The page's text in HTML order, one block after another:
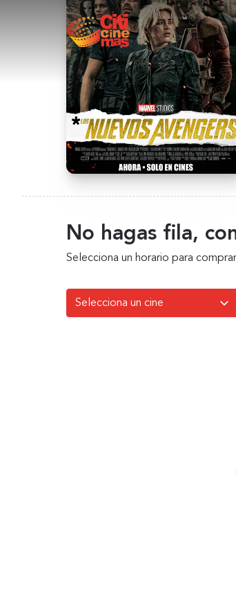
No hagas fila,
Selecciona un horario para